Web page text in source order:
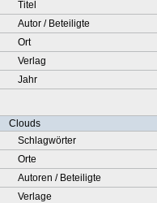
Titel
Autor / Beteiligte
Ort
Verlag
Jahr
Clouds
Schlagwörter
Orte
Autoren / Beteiligte
Verlage